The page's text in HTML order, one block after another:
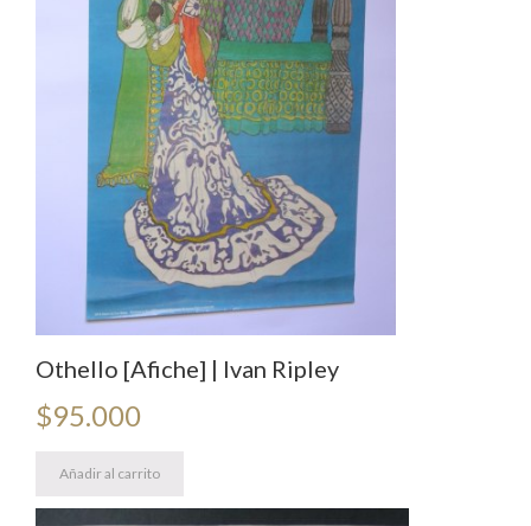
Othello [Afiche] | Ivan Ripley
$95.000
Añadir al carrito